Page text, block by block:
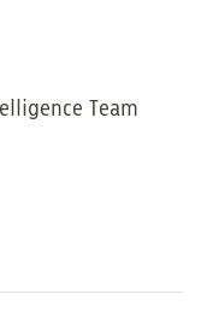
Team